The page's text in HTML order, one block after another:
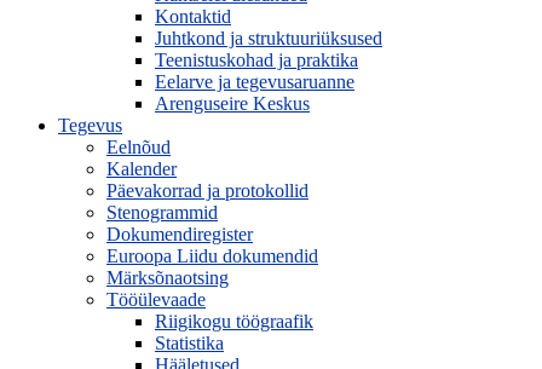
Kontaktid
Juhtkond ja struktuuriüksused
Teenistuskohad ja praktika
Eelarve ja tegevusaruanne
Arenguseire Keskus
Tegevus
Eelnõud
Kalender
Päevakorrad ja protokollid
Stenogrammid
Dokumendiregister
Euroopa Liidu dokumendid
Märksõnaotsing
Tööülevaade
Riigikogu töögraafik
Statistika
Hääletused